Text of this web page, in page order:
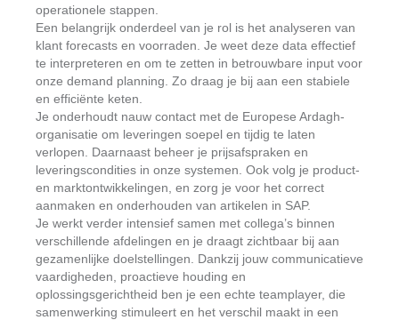
operationele stappen.
Een belangrijk onderdeel van je rol is het analyseren van
klant forecasts en voorraden. Je weet deze data effectief
te interpreteren en om te zetten in betrouwbare input voor
onze demand planning. Zo draag je bij aan een stabiele
en efficiënte keten.
Je onderhoudt nauw contact met de Europese Ardagh-
organisatie om leveringen soepel en tijdig te laten
verlopen. Daarnaast beheer je prijsafspraken en
leveringscondities in onze systemen. Ook volg je product-
en marktontwikkelingen, en zorg je voor het correct
aanmaken en onderhouden van artikelen in SAP.
Je werkt verder intensief samen met collega’s binnen
verschillende afdelingen en je draagt zichtbaar bij aan
gezamenlijke doelstellingen. Dankzij jouw communicatieve
vaardigheden, proactieve houding en
oplossingsgerichtheid ben je een echte teamplayer, die
samenwerking stimuleert en het verschil maakt in een